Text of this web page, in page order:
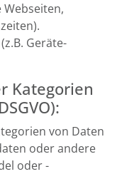
Geräte-
Kategorien
von Daten
oder andere
oder -